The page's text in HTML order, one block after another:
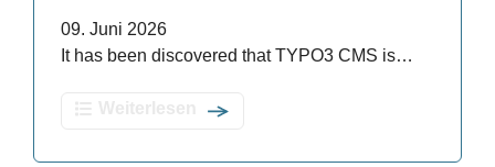
09. Juni 2026
It has been discovered that TYPO3 CMS is…